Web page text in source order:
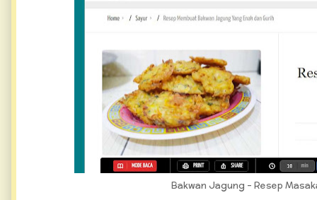
Bakwan Jagung - Resep